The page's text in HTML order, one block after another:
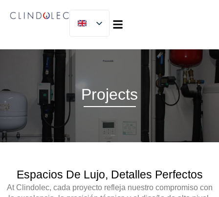
Projects
Espacios De Lujo, Detalles Perfectos
At Clindolec, cada proyecto refleja nuestro compromiso con